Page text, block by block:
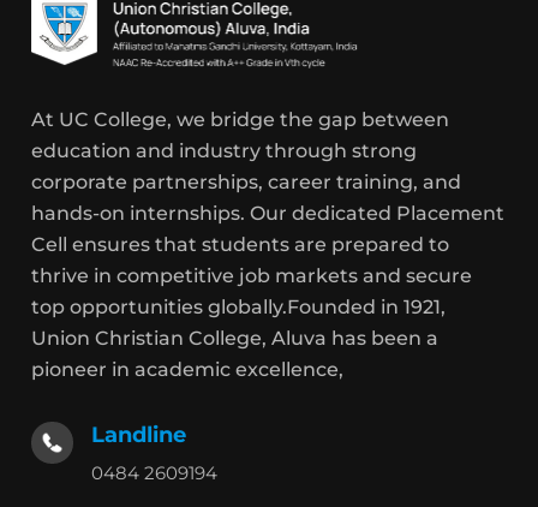
At UC College, we bridge the gap between
education and industry through strong
corporate partnerships, career training, and
hands-on internships. Our dedicated Placement
Cell ensures that students are prepared to
thrive in competitive job markets and secure
top opportunities globally.Founded in 1921,
Union Christian College, Aluva has been a
pioneer in academic excellence,
Landline
0484 2609194